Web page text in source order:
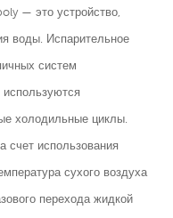
— это устройство,
воды. Испарительное
систем
используются
холодильные циклы.
счет использования
сухого воздуха
перехода жидкой